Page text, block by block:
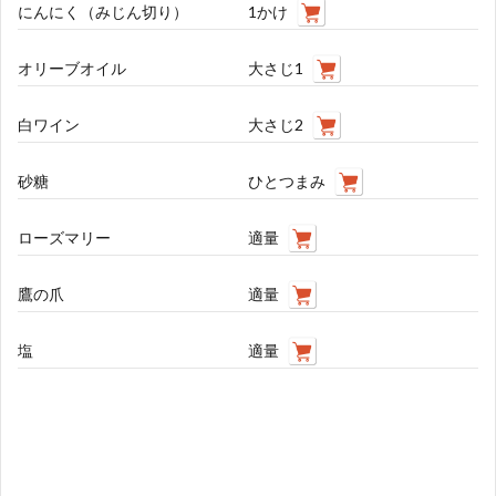
にんにく（みじん切り） 1かけ
オリーブオイル 大さじ1
白ワイン 大さじ2
砂糖 ひとつまみ
ローズマリー 適量
鷹の爪 適量
塩 適量